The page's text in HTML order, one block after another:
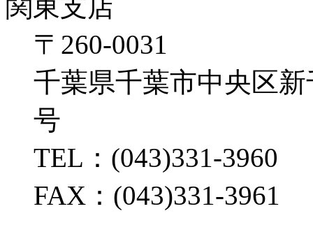
関東支店
〒260-0031
千葉県千葉市中央区
号
TEL：(043)331-3960
FAX：(043)331-3961